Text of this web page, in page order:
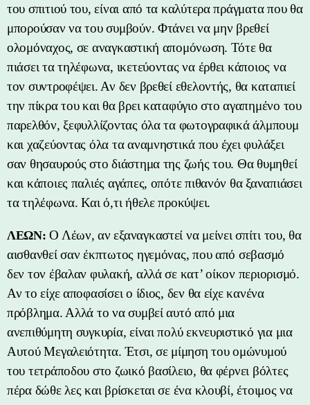
του σπιτιού του, είναι από τα καλύτερα πράγματα που θα
μπορούσαν να του συμβούν. Φτάνει να μην βρεθεί
ολομόναχος, σε αναγκαστική απομόνωση. Τότε θα
πιάσει τα τηλέφωνα, ικετεύοντας να έρθει κάποιος να
τον συντροφέψει. Αν δεν βρεθεί εθελοντής, θα καταπιεί
την πίκρα του και θα βρει καταφύγιο στο αγαπημένο του
παρελθόν, ξεφυλλίζοντας όλα τα φωτογραφικά άλμπουμ
και χαζεύοντας όλα τα αναμνηστικά που έχει φυλάξει
σαν θησαυρούς στο διάστημα της ζωής του. Θα θυμηθεί
και κάποιες παλιές αγάπες, οπότε πιθανόν θα ξαναπιάσει
τα τηλέφωνα. Και ό,τι ήθελε προκύψει.
ΛΕΩΝ: Ο Λέων, αν εξαναγκαστεί να μείνει σπίτι του, θα
αισθανθεί σαν έκπτωτος ηγεμόνας, που από σεβασμό
δεν τον έβαλαν φυλακή, αλλά σε κατ’ οίκον περιορισμό.
Αν το είχε αποφασίσει ο ίδιος, δεν θα είχε κανένα
πρόβλημα. Αλλά το να συμβεί αυτό από μια
ανεπιθύμητη συγκυρία, είναι πολύ εκνευριστικό για μια
Αυτού Μεγαλειότητα. Έτσι, σε μίμηση του ομώνυμού
του τετράποδου στο ζωικό βασίλειο, θα φέρνει βόλτες
πέρα δώθε λες και βρίσκεται σε ένα κλουβί, έτοιμος να